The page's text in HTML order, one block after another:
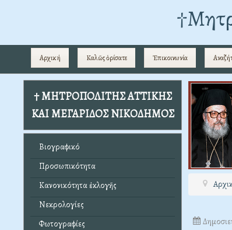
Αρχική Καλῶς ὁρίσατε Ἐπικοινωνία
† ΜΗΤΡΟΠΟΛΙΤΗΣ ΑΤΤΙΚΗΣ
ΚΑΙ ΜΕΓΑΡΙΔΟΣ ΝΙΚΟΔΗΜΟΣ
Βιογραφικό
Προσωπικότητα
Κανονικότητα ἐκλογῆς
Νεκρολογίες
Φωτογραφίες